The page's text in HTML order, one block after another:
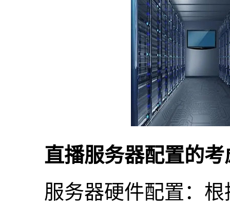
直播服务器配置的
服务器硬件配置：根